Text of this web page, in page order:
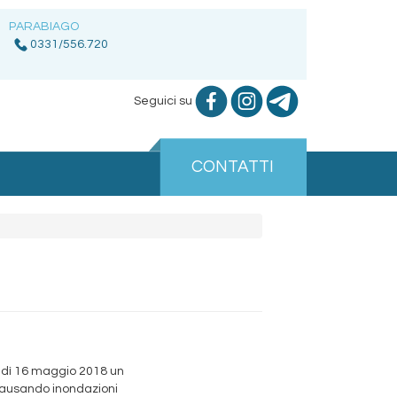
PARABIAGO
0331/556.720
Seguici su
CONTATTI
16 maggio 2018 un
inondazioni